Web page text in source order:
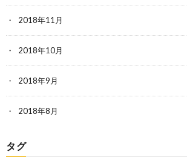
2018年11月
2018年10月
2018年9月
2018年8月
タグ